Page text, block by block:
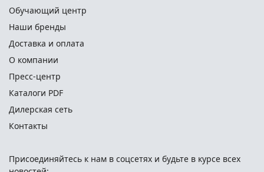
Обучающий центр
Наши бренды
Доставка и оплата
О компании
Пресс-центр
Каталоги PDF
Дилерская сеть
Контакты
Присоединяйтесь к нам в соцсетях и будьте в курсе всех